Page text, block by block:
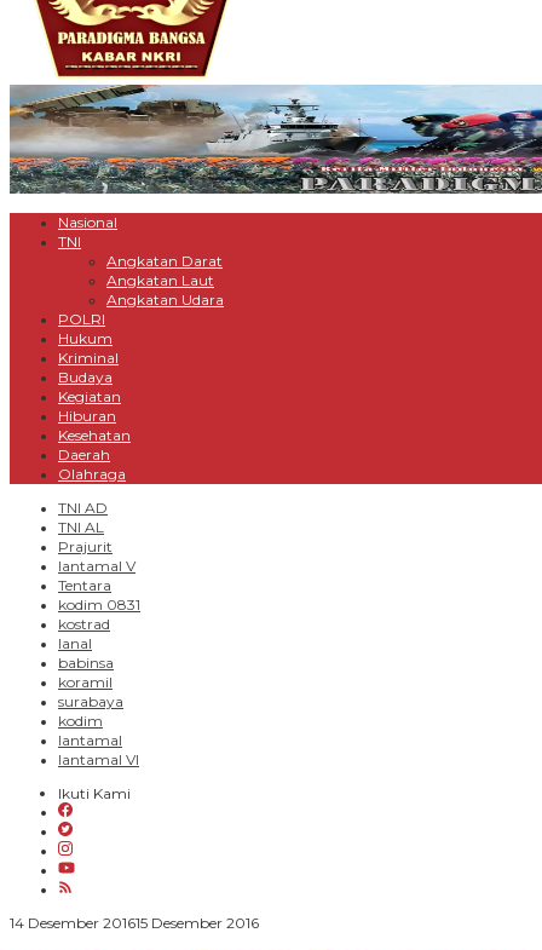
Nasional
TNI
Angkatan Darat
Angkatan Laut
Angkatan Udara
POLRI
Hukum
Kriminal
Budaya
Kegiatan
Hiburan
Kesehatan
Daerah
Olahraga
TNI AD
TNI AL
Prajurit
lantamal V
Tentara
kodim 0831
kostrad
lanal
babinsa
koramil
surabaya
kodim
lantamal
lantamal VI
Ikuti Kami
14 Desember 201615 Desember 2016oleh